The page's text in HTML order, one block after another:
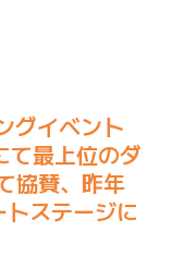
グイベント
最上位のダ
協賛、昨年
ステージに